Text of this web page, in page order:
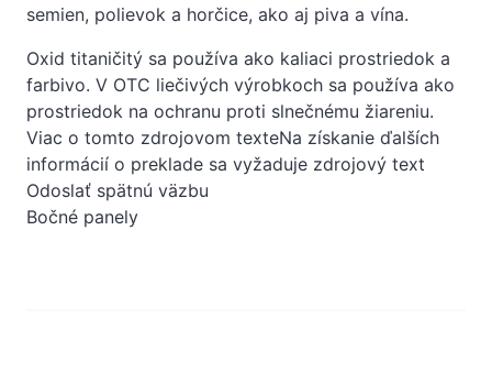
semien, polievok a horčice, ako aj piva a vína.
Oxid titaničitý sa používa ako kaliaci prostriedok a
farbivo. V OTC liečivých výrobkoch sa používa ako
prostriedok na ochranu proti slnečnému žiareniu.
Viac o tomto zdrojovom texteNa získanie ďalších
informácií o preklade sa vyžaduje zdrojový text
Odoslať spätnú väzbu
Bočné panely